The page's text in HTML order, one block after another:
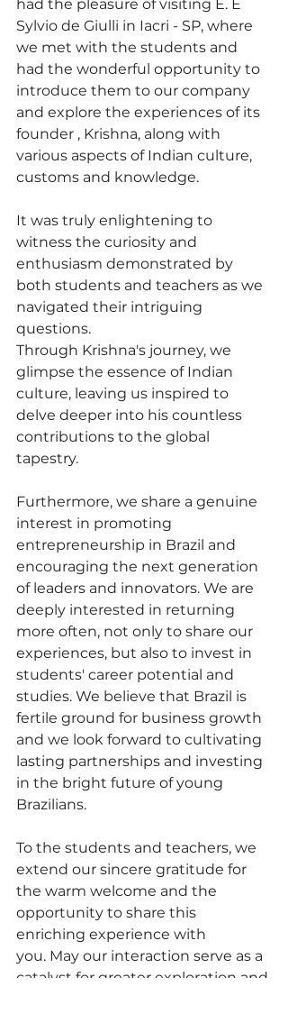
had the pleasure of visiting E. E
Sylvio de Giulli in Iacri - SP, where
we met with the students and
had the wonderful opportunity to
introduce them to our company
and explore the experiences of its
founder , Krishna, along with
various aspects of Indian culture,
customs and knowledge.
It was truly enlightening to
witness the curiosity and
enthusiasm demonstrated by
both students and teachers as we
navigated their intriguing
questions.
Through Krishna's journey, we
glimpse the essence of Indian
culture, leaving us inspired to
delve deeper into his countless
contributions to the global
tapestry.
Furthermore, we share a genuine
interest in promoting
entrepreneurship in Brazil and
encouraging the next generation
of leaders and innovators. We are
deeply interested in returning
more often, not only to share our
experiences, but also to invest in
students' career potential and
studies. We believe that Brazil is
fertile ground for business growth
and we look forward to cultivating
lasting partnerships and investing
in the bright future of young
Brazilians.
To the students and teachers, we
extend our sincere gratitude for
the warm welcome and the
opportunity to share this
enriching experience with
you. May our interaction serve as a
catalyst for greater exploration and